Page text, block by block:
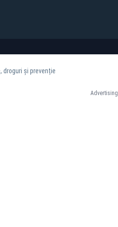
droguri și prevenție
Advertising